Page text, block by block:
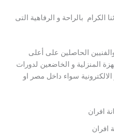
الكرام بالراحة و الرفاهية التى
الحاصلين على أعلى
المنزلية و الخاضعين لدورات
سواء داخل مصر او
افران